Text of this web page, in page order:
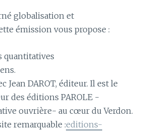
globalisation et
émission vous propose :
quantitatives
Jean DAROT, éditeur. Il est le
des éditions PAROLE -
ouvrière- au cœur du Verdon.
remarquable :editions-